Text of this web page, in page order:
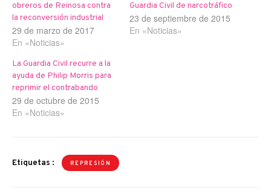
obreros de Reinosa contra
la reconversión industrial
29 de marzo de 2017
En «Noticias»
Guardia Civil de narcotráfico
23 de septiembre de 2015
En «Noticias»
La Guardia Civil recurre a la
ayuda de Philip Morris para
reprimir el contrabando
29 de octubre de 2015
En «Noticias»
Etiquetas : REPRESIÓN